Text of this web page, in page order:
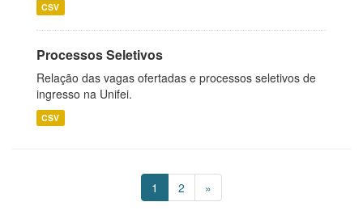
CSV
Processos Seletivos
Relação das vagas ofertadas e processos seletivos de
ingresso na Unifei.
CSV
1 2 »